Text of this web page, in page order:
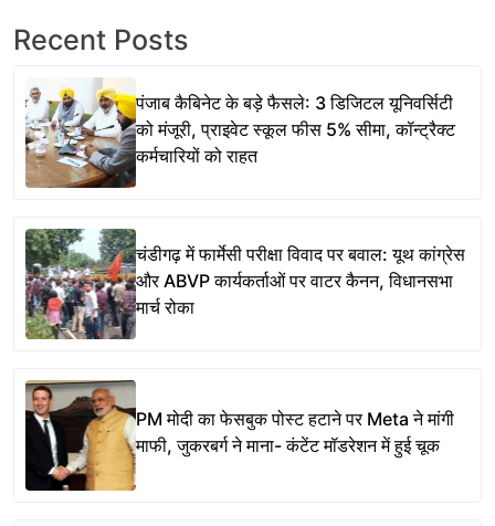
Recent Posts
पंजाब कैबिनेट के बड़े फैसले: 3 डिजिटल यूनिवर्सिटी
को मंजूरी, प्राइवेट स्कूल फीस 5% सीमा, कॉन्ट्रैक्ट
कर्मचारियों को राहत
चंडीगढ़ में फार्मेसी परीक्षा विवाद पर बवाल: यूथ कांग्रेस
और ABVP कार्यकर्ताओं पर वाटर कैनन, विधानसभा
मार्च रोका
PM मोदी का फेसबुक पोस्ट हटाने पर Meta ने मांगी
माफी, जुकरबर्ग ने माना- कंटेंट मॉडरेशन में हुई चूक